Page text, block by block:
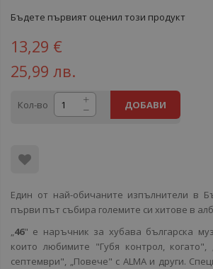
Бъдете първият оценил този продукт
13,29 €
25,99 лв.
Кол-во ДОБАВИ
Един от най-обичаните изпълнители в
първи път събира големите си хитове в
„46" е наръчник за хубава българска
които любимите "Губя контрол, когато",
септември", „Повече" с ALMA и други.